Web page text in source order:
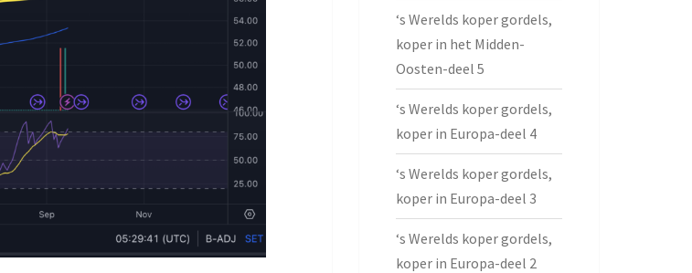
‘s Werelds koper gordels,
koper in het Midden-
Oosten-deel 5
‘s Werelds koper gordels,
koper in Europa-deel 4
‘s Werelds koper gordels,
koper in Europa-deel 3
‘s Werelds koper gordels,
koper in Europa-deel 2